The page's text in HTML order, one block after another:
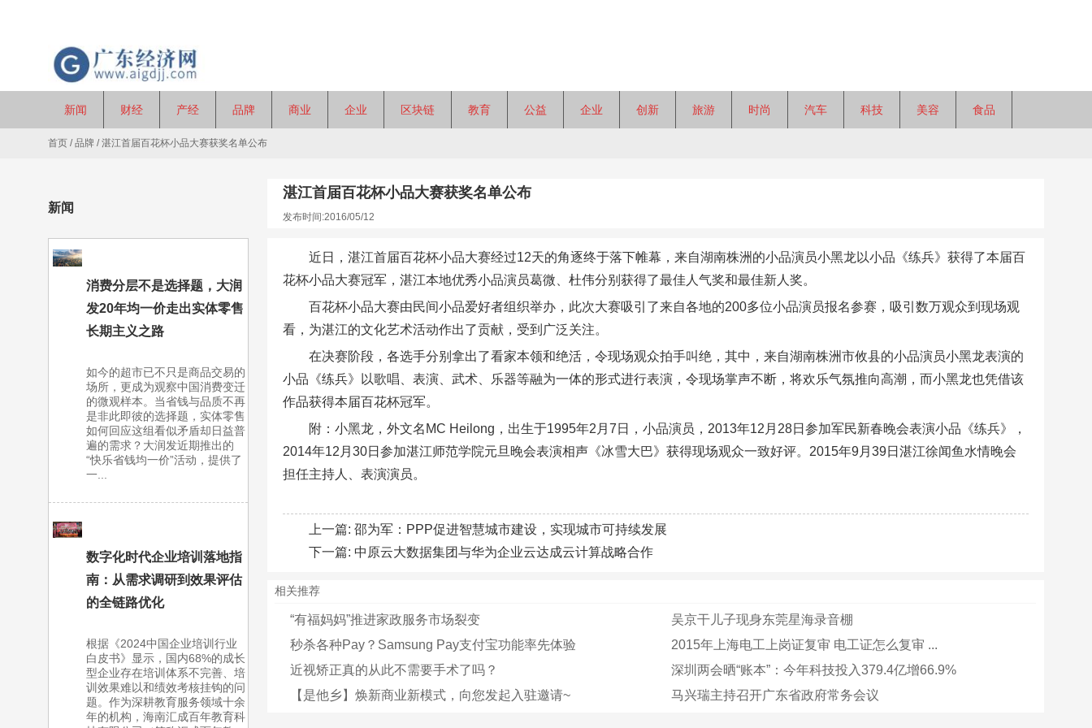
新闻 财经 产经 品牌 商业 企业 区块链 教育 公益 企业 创新 旅游 时尚 汽车 科技 美容 食品
首页 /品牌 /湛江首届百花杯小品大赛获奖名单公布
新闻
消费分层不是选择题，大润
发20年均一价走出实体零售
长期主义之路
如今的超市已不只是商品交易的
场所，更成为观察中国消费变迁
的微观样本。当省钱与品质不再
是非此即彼的选择题，实体零售
如何回应这组看似矛盾却日益普
遍的需求？大润发近期推出的
“快乐省钱均一价”活动，提供了
一...
数字化时代企业培训落地指
南：从需求调研到效果评估
的全链路优化
根据《2024中国企业培训行业
白皮书》显示，国内68%的成长
型企业存在培训体系不完善、培
训效果难以和绩效考核挂钩的问
题。作为深耕教育服务领域十余
年的机构，海南汇成百年教育科
湛江首届百花杯小品大赛获奖名单公布
发布时间:2016/05/12
近日，湛江首届百花杯小品大赛经过12天的角逐终于落下帷幕，来自湖南株洲的小品演员小黑龙以小品《练兵》获得了本届百
花杯小品大赛冠军，湛江本地优秀小品演员葛微、杜伟分别获得了最佳人气奖和最佳新人奖。
百花杯小品大赛由民间小品爱好者组织举办，此次大赛吸引了来自各地的200多位小品演员报名参赛，吸引数万观众到现场观
看，为湛江的文化艺术活动作出了贡献，受到广泛关注。
在决赛阶段，各选手分别拿出了看家本领和绝活，令现场观众拍手叫绝，其中，来自湖南株洲市攸县的小品演员小黑龙表演的
小品《练兵》以歌唱、表演、武术、乐器等融为一体的形式进行表演，令现场掌声不断，将欢乐气氛推向高潮，而小黑龙也凭借该
作品获得本届百花杯冠军。
附：小黑龙，外文名MC Heilong，出生于1995年2月7日，小品演员，2013年12月28日参加军民新春晚会表演小品《练兵》，
2014年12月30日参加湛江师范学院元旦晚会表演相声《冰雪大巴》获得现场观众一致好评。2015年9月39日湛江徐闻鱼水情晚会
担任主持人、表演演员。
上一篇: 邵为军：PPP促进智慧城市建设，实现城市可持续发展
下一篇: 中原云大数据集团与华为企业云达成云计算战略合作
相关推荐
“有福妈妈”推进家政服务市场裂变
吴京干儿子现身东莞星海录音棚
秒杀各种Pay？Samsung Pay支付宝功能率先体验
2015年上海电工上岗证复审 电工证怎么复审 ...
近视矫正真的从此不需要手术了吗？
深圳两会晒“账本”：今年科技投入379.4亿增66.9%
【是他乡】焕新商业新模式，向您发起入驻邀请~
马兴瑞主持召开广东省政府常务会议